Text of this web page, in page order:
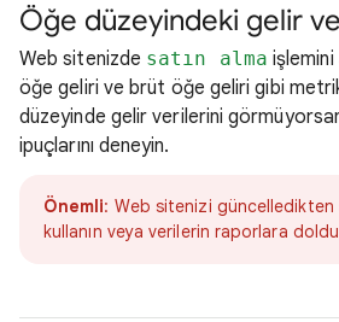
Öğe düzeyindeki gelir
Web sitenizde satın alma işlemini
öğe geliri ve brüt öğe geliri gibi
düzeyinde gelir verilerini
ipuçlarını deneyin.
Önemli: Web sitenizi güncelledikten
kullanın veya verilerin raporlara